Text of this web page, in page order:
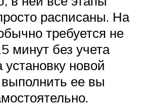
расписаны. На
требуется не
минут без учета
новой
ее вы